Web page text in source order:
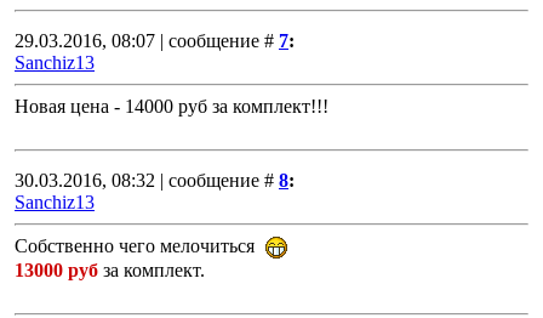
29.03.2016, 08:07 | сообщение # 7:
Sanchiz13
Новая цена - 14000 руб за комплект!!!
30.03.2016, 08:32 | сообщение # 8:
Sanchiz13
Собственно чего мелочиться
13000 руб за комплект.